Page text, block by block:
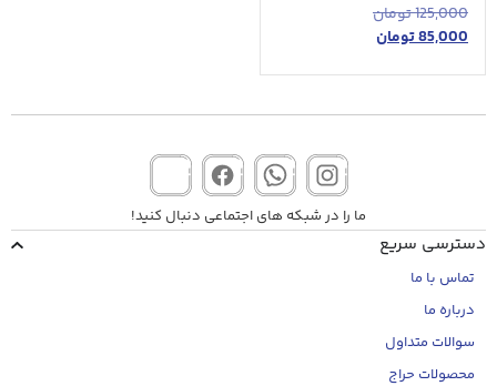
125,000تومان
85,000تومان
ما را در شبکه های اجتماعی دنبال کنید!
دسترسی سریع
تماس با ما
درباره ما
سوالات متداول
محصولات حراج